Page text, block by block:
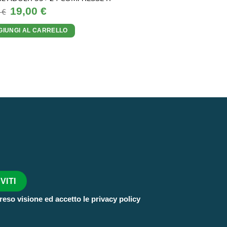
€ Il
prezzo
originale
era:
22,95 €.
19,00€prezzo
attuale
è:
19,00 €.
AL CARRELLO
visione ed accetto le privacy policy